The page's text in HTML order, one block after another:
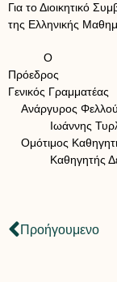
Για το Διοικητικό
της Ελληνικής
Ο
Γενικός Γραμματέας
Ιωάννης
Καθηγητής
Προήγουμενο